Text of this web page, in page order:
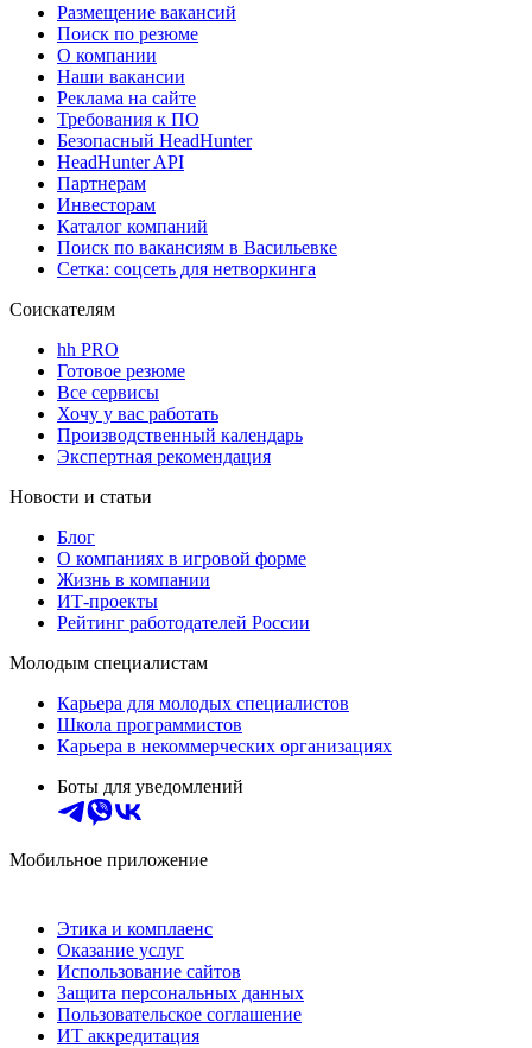
Размещение вакансий
Поиск по резюме
О компании
Наши вакансии
Реклама на сайте
Требования к ПО
Безопасный HeadHunter
HeadHunter API
Партнерам
Инвесторам
Каталог компаний
Поиск по вакансиям в Васильевке
Сетка: соцсеть для нетворкинга
Соискателям
hh PRO
Готовое резюме
Все сервисы
Хочу у вас работать
Производственный календарь
Экспертная рекомендация
Новости и статьи
Блог
О компаниях в игровой форме
Жизнь в компании
ИТ-проекты
Рейтинг работодателей России
Молодым специалистам
Карьера для молодых специалистов
Школа программистов
Карьера в некоммерческих организациях
Боты для уведомлений
Мобильное приложение
Этика и комплаенс
Оказание услуг
Использование сайтов
Защита персональных данных
Пользовательское соглашение
ИТ аккредитация